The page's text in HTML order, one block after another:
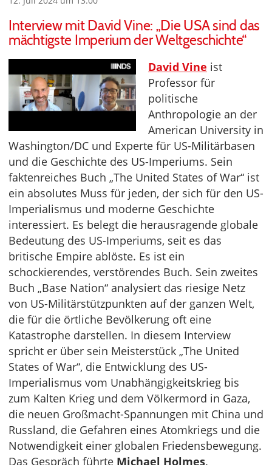
Interview mit David Vine: „Die USA sind das
mächtigste Imperium der Weltgeschichte“
David Vine ist
Professor für
politische
Anthropologie an der
American University in
Washington/DC und Experte für US-Militärbasen
und die Geschichte des US-Imperiums. Sein
faktenreiches Buch „The United States of War“ ist
ein absolutes Muss für jeden, der sich für den US-
Imperialismus und moderne Geschichte
interessiert. Es belegt die herausragende globale
Bedeutung des US-Imperiums, seit es das
britische Empire ablöste. Es ist ein
schockierendes, verstörendes Buch. Sein zweites
Buch „Base Nation“ analysiert das riesige Netz
von US-Militärstützpunkten auf der ganzen Welt,
die für die örtliche Bevölkerung oft eine
Katastrophe darstellen. In diesem Interview
spricht er über sein Meisterstück „The United
States of War“, die Entwicklung des US-
Imperialismus vom Unabhängigkeitskrieg bis
zum Kalten Krieg und dem Völkermord in Gaza,
die neuen Großmacht-Spannungen mit China und
Russland, die Gefahren eines Atomkriegs und die
Notwendigkeit einer globalen Friedensbewegung.
Das Gespräch führte Michael Holmes.